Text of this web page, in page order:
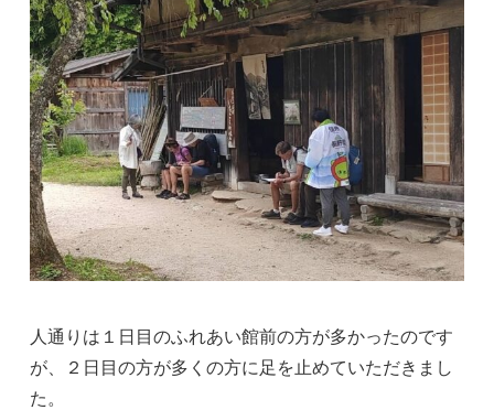
人通りは１日目のふれあい館前の方が多かったのです
が、２日目の方が多くの方に足を止めていただきまし
た。